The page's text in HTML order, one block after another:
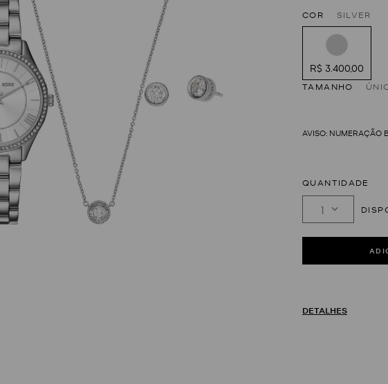
COR SILVER
R$ 3.400,00
TAMANHO
QUANTIDADE
1
DETALHES